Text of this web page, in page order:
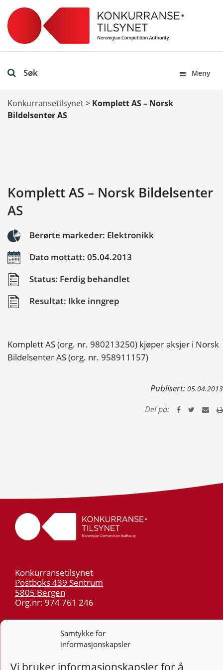
Samtykke for
informasjonskapsler
Vi bruker informasjonskapsler for å
Søk Meny
Konkurransetilsynet> Komplett AS – Norsk
Bildelsenter AS
Komplett AS – Norsk Bildelsenter
AS
Berørte markeder: Elektronikk
Dato mottatt: 05.04.2013
Status: Ferdig behandlet
Resultat: Ikke inngrep
Komplett AS (org. nr. 980213250) kjøper aksjer i Norsk
Bildelsenter AS (org. nr. 958911157)
Publisert: 05.04.2013
Del på:
Konkurransetilsynet
Postboks 439 Sentrum
5805 Bergen
Org.nr: 974 761 246
55 59 75 00
post@kt.no